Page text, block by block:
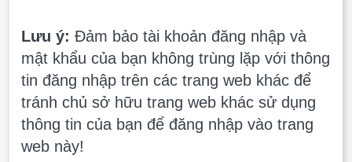
Lưu ý: Đảm bảo tài khoản đăng nhập và
mật khẩu của bạn không trùng lặp với thông
tin đăng nhập trên các trang web khác để
tránh chủ sở hữu trang web khác sử dụng
thông tin của bạn để đăng nhập vào trang
web này!